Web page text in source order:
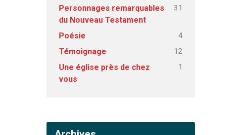
Personnages remarquables
du Nouveau Testament
31
Poésie 4
Témoignage 12
Une église près de chez
vous
1